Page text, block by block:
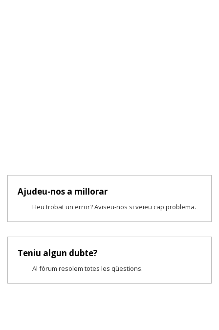
Ajudeu-nos a millorar
Heu trobat un error? Aviseu-nos si veieu cap problema.
Teniu algun dubte?
Al fòrum resolem totes les qüestions.